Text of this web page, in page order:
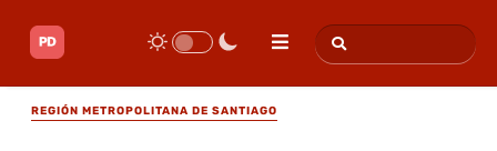
REGIÓN METROPOLITANA DE SANTIAGO